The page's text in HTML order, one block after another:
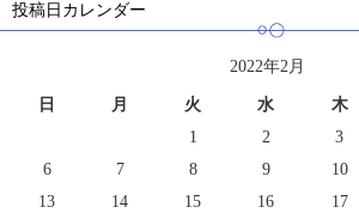
投稿日カレンダー
2022年2月
日 月 火 水 木
1 2 3
6
7 8 9 10
13
14 15 16 17